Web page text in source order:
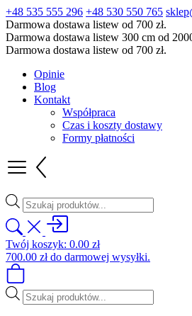
+48 535 555 296 +48 530 550 765
Darmowa dostawa listew od 700 zł.
Darmowa dostawa listew 300 cm od
Darmowa dostawa listew od 700 zł.
Opinie
Blog
Kontakt
Współpraca
Czas i koszty dostawy
Formy płatności
Wyszukiwarka
produktów
Twój koszyk: 0.00 zł
700.00 złdo darmowej wysyłki.
Wyszukiwarka
produktów